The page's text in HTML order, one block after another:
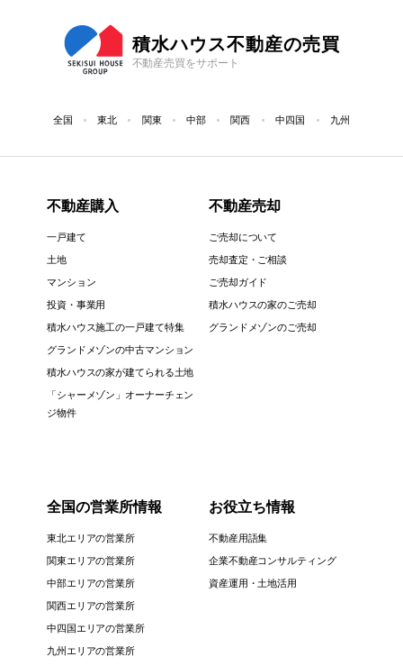
積水ハウス不動産の売買
不動産売買をサポート
全国 東北 関東 中部 関西 中四国 九州
不動産購入
一戸建て
土地
マンション
投資・事業用
積水ハウス施工の一戸建て特集
グランドメゾンの中古マンション
積水ハウスの家が建てられる土地
「シャーメゾン」オーナーチェン
ジ物件
不動産売却
ご売却について
売却査定・ご相談
ご売却ガイド
積水ハウスの家のご売却
グランドメゾンのご売却
全国の営業所情報
東北エリアの営業所
関東エリアの営業所
中部エリアの営業所
関西エリアの営業所
中四国エリアの営業所
九州エリアの営業所
お役立ち情報
不動産用語集
企業不動産コンサルティング
資産運用・土地活用